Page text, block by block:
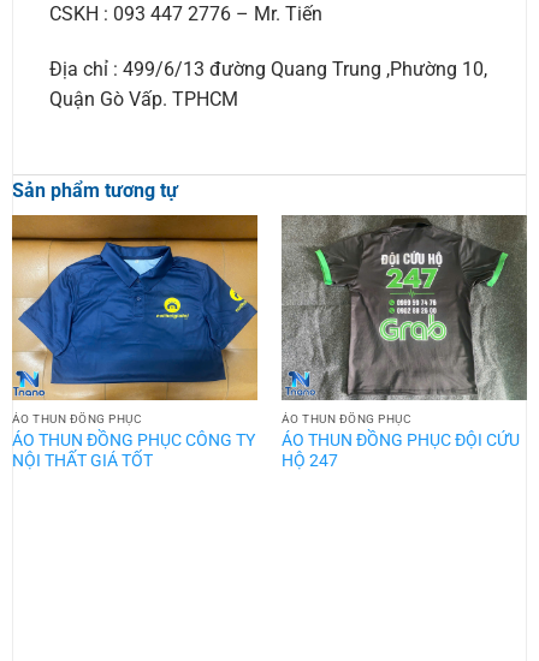
CSKH : 093 447 2776 – Mr. Tiến
Địa chỉ : 499/6/13 đường Quang Trung ,Phường 10,
Quận Gò Vấp. TPHCM
Sản phẩm tương tự
ÁO THUN ĐỒNG PHỤC
ÁO THUN ĐỒNG PHỤC CÔNG TY
NỘI THẤT GIÁ TỐT
ÁO THUN ĐỒNG PHỤC
ÁO THUN ĐỒNG PHỤC ĐỘI CỨU
HỘ 247